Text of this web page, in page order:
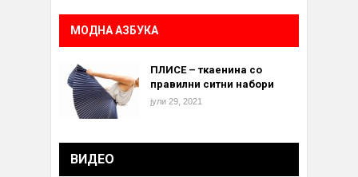
МОДНА АЗБУКА
ПЛИСЕ – ткаенина со
правилни ситни набори
јули 29, 2021
ВИДЕО